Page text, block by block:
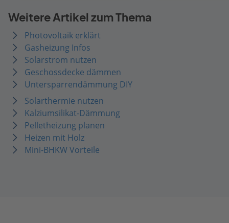
Weitere Artikel zum Thema
Photovoltaik erklärt
Gasheizung Infos
Solarstrom nutzen
Geschossdecke dämmen
Untersparrendämmung DIY
Solarthermie nutzen
Kalziumsilikat-Dämmung
Pelletheizung planen
Heizen mit Holz
Mini-BHKW Vorteile